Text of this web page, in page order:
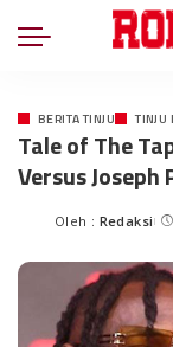
BERITA TINJU TINJU
Tale of The
Versus Joseph
Oleh : Redaksi